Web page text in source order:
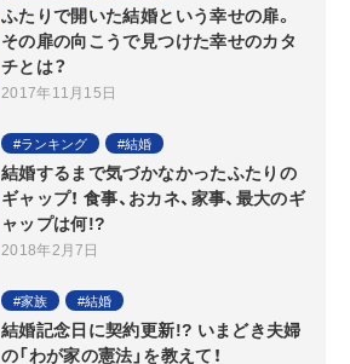
ふたりで開いた結婚という幸せの扉。
その扉の向こうで見つけた幸せのカタ
チとは？
2017年11月15日
ランキング 結婚
結婚するまで気づかなかったふたりの
ギャップ！ 食事、おカネ、家事、最大のギ
ャップは何!?
2018年2月7日
家族 結婚
結婚記念日に契約更新!? いまどき夫婦
の「わが家の憲法」を教えて！